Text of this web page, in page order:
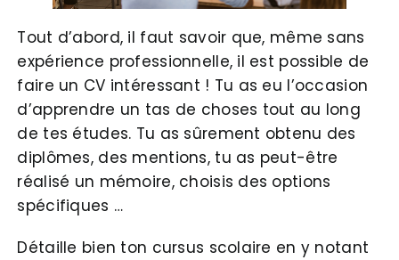
Tout d’abord, il faut savoir que, même sans
expérience professionnelle, il est possible de
faire un CV intéressant ! Tu as eu l’occasion
d’apprendre un tas de choses tout au long
de tes études. Tu as sûrement obtenu des
diplômes, des mentions, tu as peut-être
réalisé un mémoire, choisis des options
spécifiques …
Détaille bien ton cursus scolaire en y notant